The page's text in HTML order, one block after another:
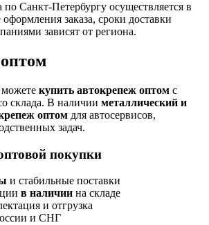
по Санкт-Петербургу осуществляется в
заказа, сроки доставки
зависят от региона.
купить автокрепеж оптом с
склада. В наличии металлический и
оптом для автосервисов,
задач.
покупки
и стабильные поставки
в наличии на складе
и отгрузка
и СНГ